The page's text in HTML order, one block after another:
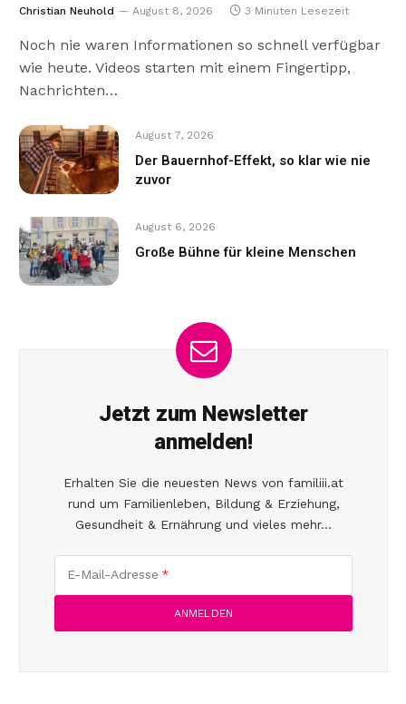
Christian Neuhold August 8, 2026 3 Minuten Lesezeit
Noch nie waren Informationen so schnell verfügbar
wie heute. Videos starten mit einem Fingertipp,
Nachrichten…
August 7, 2026
Der Bauernhof-Effekt, so klar wie nie
zuvor
August 6, 2026
Große Bühne für kleine Menschen
Jetzt zum Newsletter
anmelden!
Erhalten Sie die neuesten News von familiii.at
rund um Familienleben, Bildung & Erziehung,
Gesundheit & Ernährung und vieles mehr...
E-Mail-Adresse